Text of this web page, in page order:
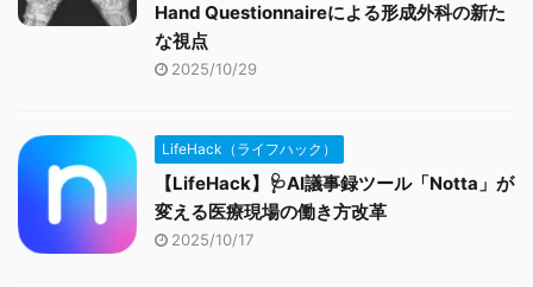
Hand Questionnaireによる形成外科の新た
な視点
2025/10/29
LifeHack（ライフハック）
【LifeHack】🩺AI議事録ツール「Notta」が
変える医療現場の働き方改革
2025/10/17